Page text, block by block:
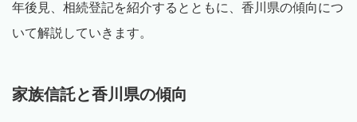
年後見、相続登記を紹介するとともに、香川県の傾向につ
いて解説していきます。
家族信託と香川県の傾向